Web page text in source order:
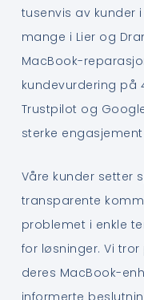
tusenvis av kunder
mange i Lier og
MacBook-
kundevurdering på
Trustpilot og
sterke
Våre kunder setter
transparente
problemet i enkle
for løsninger. Vi
deres MacBook-